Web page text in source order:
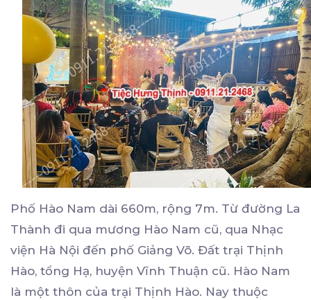
Phố Hào Nam dài 660m, rộng 7m. Từ đường La
Thành đi qua mương Hào Nam cũ, qua Nhạc
viện Hà Nội đến phố Giảng Võ. Đất trại Thịnh
Hào, tổng Hạ, huyện Vĩnh Thuận cũ. Hào Nam
là một thôn của trại Thịnh Hào. Nay thuộc